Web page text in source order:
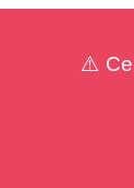
⚠️ Ce